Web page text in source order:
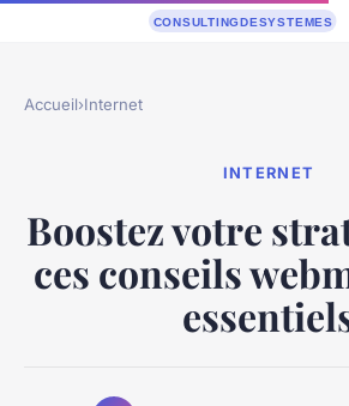
Accueil›Internet
INTERNET
Boostez votre
ces conseils